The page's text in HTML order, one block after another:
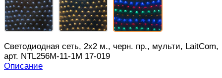
Светодиодная сеть, 2х2 м., черн. пр., мульти, LaitCom,
арт. NTL256M-11-1М 17-019
Описание